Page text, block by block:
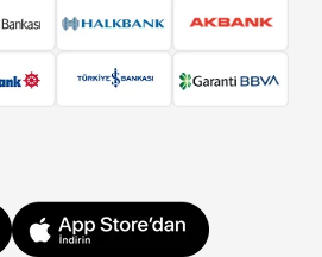
SÜPER SLİM FİT
RELAX FİT
OVERSİZE